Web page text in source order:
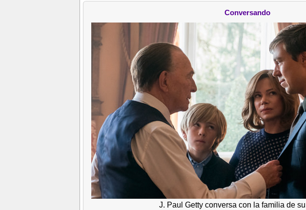
Conversando
J. Paul Getty conversa con la familia de